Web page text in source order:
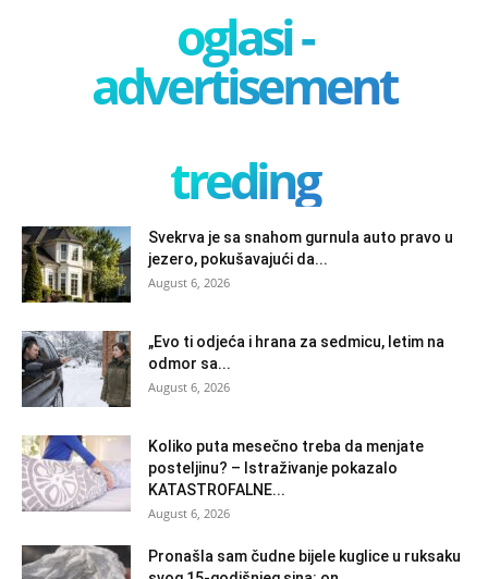
oglasi -
advertisement
treding
Svekrva je sa snahom gurnula auto pravo u
jezero, pokušavajući da...
August 6, 2026
„Evo ti odjeća i hrana za sedmicu, letim na
odmor sa...
August 6, 2026
Koliko puta mesečno treba da menjate
posteljinu? – Istraživanje pokazalo
KATASTROFALNE...
August 6, 2026
Pronašla sam čudne bijele kuglice u ruksaku